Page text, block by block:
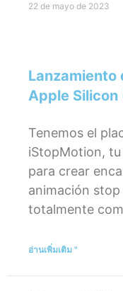
22 de mayo de 2023
Lanzamiento
Apple Silicon
Tenemos el
iStopMotion,
para crear
animación
totalmente
อ่านเพิ่มเติม "